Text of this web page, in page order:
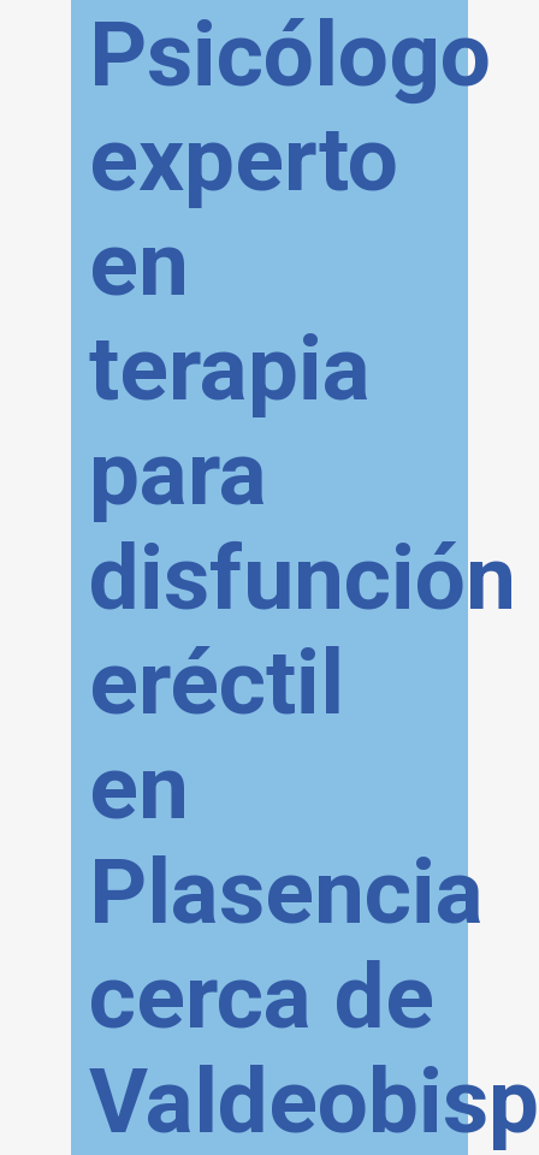
Psicólogo
experto
en
terapia
para
disfunción
eréctil
en
Plasencia
cerca de